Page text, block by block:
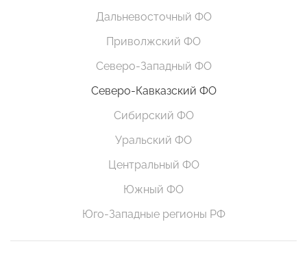
Дальневосточный ФО
Приволжский ФО
Северо-Западный ФО
Северо-Кавказский ФО
Сибирский ФО
Уральский ФО
Центральный ФО
Южный ФО
Юго-Западные регионы РФ